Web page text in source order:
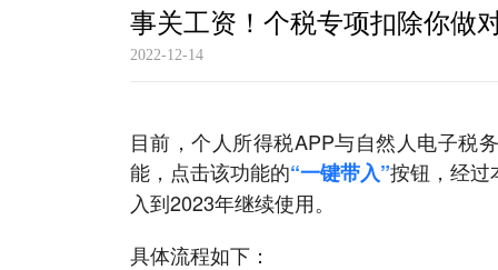
事关工资！个税专项扣除你做
2022-12-14
目前，个人所得税APP与自然人电子税
能，点击该功能的“一键带入”按钮，经过
入到2023年继续使用。
具体流程如下：